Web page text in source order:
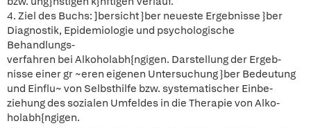
4. Ziel des Buchs: ]bersicht }ber neueste Ergebnisse }ber
Diagnostik, Epidemiologie und psychologische
Behandlungs-
verfahren bei Alkoholabh{ngigen. Darstellung der Ergeb-
nisse einer gr ~eren eigenen Untersuchung }ber Bedeutung
und Einflu~ von Selbsthilfe bzw. systematischer Einbe-
ziehung des sozialen Umfeldes in die Therapie von Alko-
holabh{ngigen.